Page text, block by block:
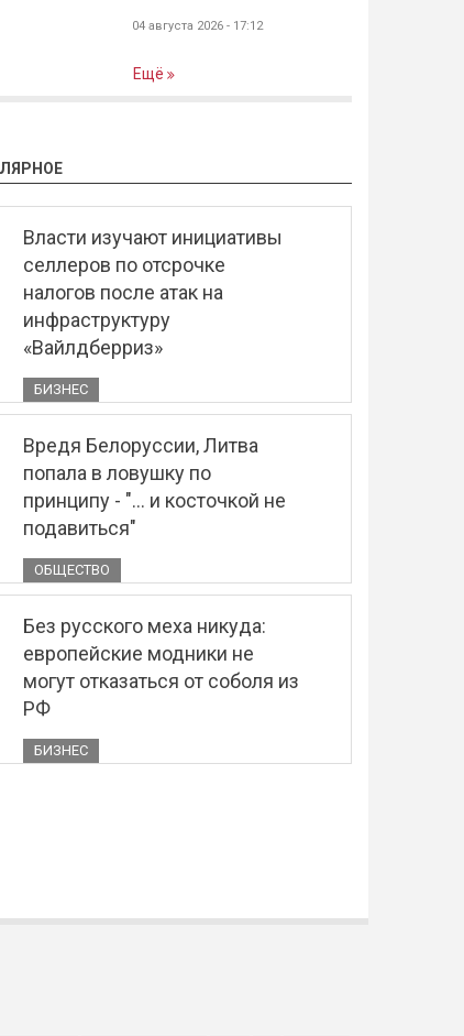
04 августа 2026 - 17:12
Ещё
Власти изучают инициативы
селлеров по отсрочке
налогов после атак на
инфраструктуру
«Вайлдберриз»
БИЗНЕС
Вредя Белоруссии, Литва
попала в ловушку по
принципу - "... и косточкой не
подавиться"
ОБЩЕСТВО
Без русского меха никуда:
европейские модники не
могут отказаться от соболя из
РФ
БИЗНЕС